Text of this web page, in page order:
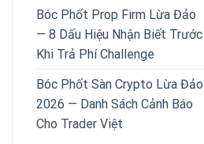
Bóc Phốt Prop Firm Lừa Đảo
— 8 Dấu Hiệu Nhận Biết Trước
Khi Trả Phí Challenge
Bóc Phốt Sàn Crypto Lừa Đảo
2026 — Danh Sách Cảnh Báo
Cho Trader Việt